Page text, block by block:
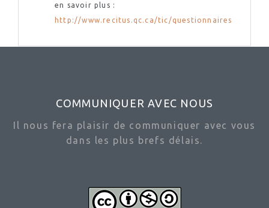
en savoir plus :
http://www.recitus.qc.ca/tic/questionnaires
COMMUNIQUER AVEC NOUS
Il nous fera plaisir de communiquer avec vous
dans les plus brefs délais.